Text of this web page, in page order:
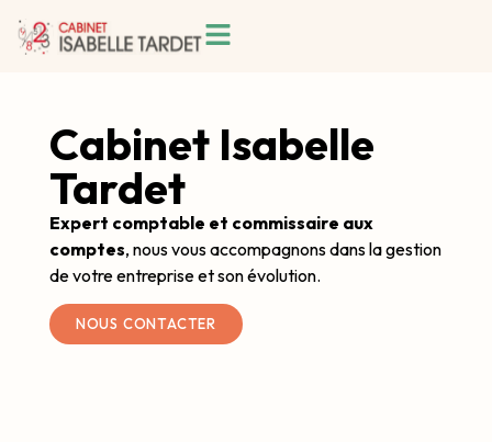
Cabinet Isabelle
Tardet
Expert comptable et commissaire aux
comptes, nous vous accompagnons dans la gestion
de votre entreprise et son évolution.
NOUS CONTACTER